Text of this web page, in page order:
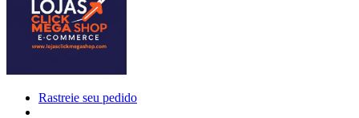
Rastreie seu pedido